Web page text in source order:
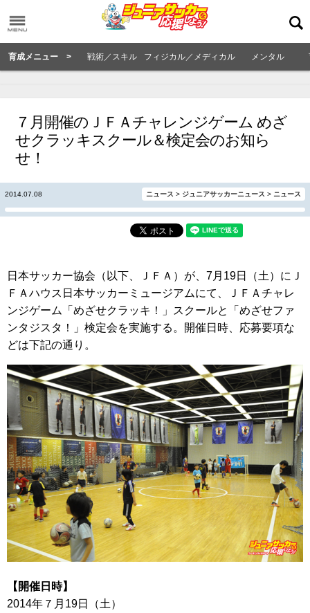
育成メニュー > 戦術／スキル フィジカル／メディカル メンタル
７月開催のＪＦＡチャレンジゲーム めざ
せクラッキスクール＆検定会のお知ら
せ！
2014.07.08 ニュース > ジュニアサッカーニュース > ニュース
日本サッカー協会（以下、ＪＦＡ）が、7月19日（土）にＪ
ＦＡハウス日本サッカーミュージアムにて、ＪＦＡチャレ
ンジゲーム「めざせクラッキ！」スクールと「めざせファ
ンタジスタ！」検定会を実施する。開催日時、応募要項な
どは下記の通り。
【開催日時】
2014年７月19日（土）